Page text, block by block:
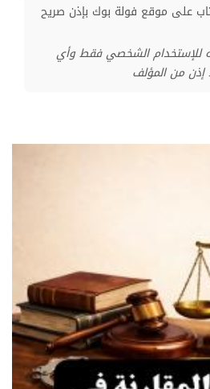
على موقع فولة بوك بإذن صريح
للإستخدام الشخصي فقط وأي
من المؤلف